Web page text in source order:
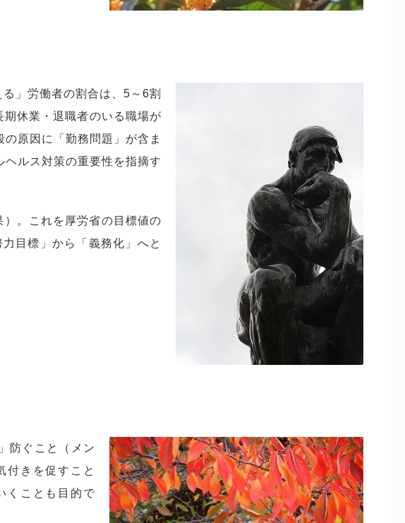
」労働者の割合は、5～6割
休業・退職者のいる職場が
原因に「勤務問題」が含ま
ルス対策の重要性を指摘す
。これを厚労省の目標値の
目標」から「義務化」へと
防ぐこと（メン
付きを促すこと
くことも目的で